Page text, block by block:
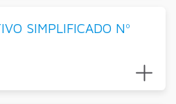
SIMPLIFICADO Nº